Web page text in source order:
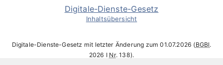
Digitale-Dienste-Gesetz
Inhaltsübersicht
Digitale-Dienste-Gesetz mit letzter Änderung zum 01.07.2026 (BGBl.
2026 I Nr. 138).